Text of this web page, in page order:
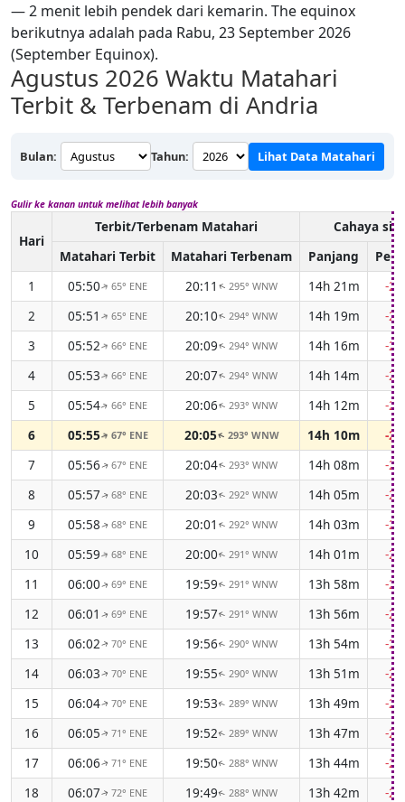
— 2 menit lebih pendek dari kemarin. The equinox
berikutnya adalah pada Rabu, 23 September 2026
(September Equinox).
Agustus 2026 Waktu Matahari
Terbit & Terbenam di Andria
Bulan: Tahun: Lihat Data Matahari
Gulir ke kanan untuk melihat lebih banyak
Hari
Terbit/Terbenam Matahari
Cahaya
Matahari Terbit
Matahari Terbenam Panjang
1
05:50↑65° ENE 20:11 ↑295° WNW 14h 21m
-
2
05:51 ↑65° ENE 20:10↑294° WNW 14h 19m
-
3
05:52↑66° ENE 20:09↑294° WNW 14h 16m
-
4
05:53↑66° ENE 20:07↑294° WNW 14h 14m
-
5
05:54↑66° ENE 20:06↑293° WNW 14h 12m
-
6
05:55↑ 67° ENE 20:05↑ 293° WNW 14h 10m
-
7
05:56↑67° ENE 20:04↑293° WNW 14h 08m
-
8
05:57↑68° ENE 20:03↑ 292° WNW 14h 05m
-
9
05:58↑68° ENE 20:01 ↑ 292° WNW 14h 03m
-
10
05:59↑68° ENE 20:00↑ 291° WNW 14h 01m
-
11
06:00↑69° ENE 19:59↑ 291° WNW 13h 58m
-
12
06:01 ↑69° ENE 19:57↑ 291° WNW 13h 56m
-
13
06:02↑70° ENE 19:56↑ 290° WNW 13h 54m
-
14
06:03↑70° ENE 19:55↑ 290° WNW 13h 51m
-
15
06:04↑70° ENE 19:53↑ 289° WNW 13h 49m
-
16
06:05↑71° ENE 19:52↑ 289° WNW 13h 47m
-
17
06:06↑71° ENE 19:50↑ 288° WNW 13h 44m
-
18
06:07↑72° ENE 19:49↑ 288° WNW 13h 42m
-